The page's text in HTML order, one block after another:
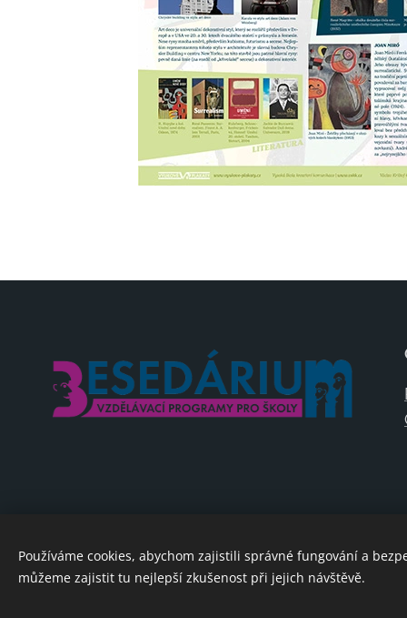
Používáme cookies, abychom zajistili správné fungování a
můžeme zajistit tu nejlepší zkušenost při jejich návštěvě.